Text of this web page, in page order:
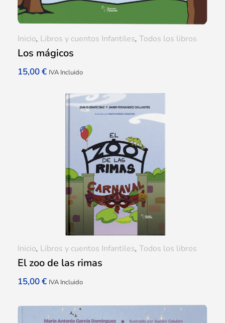
Los mágicos
15,00€ IVA Incluido
Inicio, Libros y cuentos Infantiles, Todos los libros
El zoo de las rimas
15,00€ IVA Incluido
Inicio, Libros y cuentos Infantiles, Todos los libros